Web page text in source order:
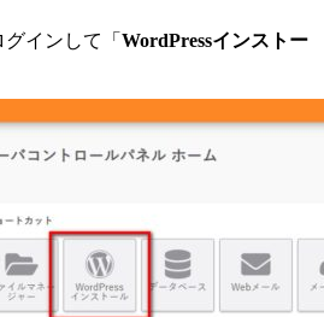
インして「 WordPressインストー